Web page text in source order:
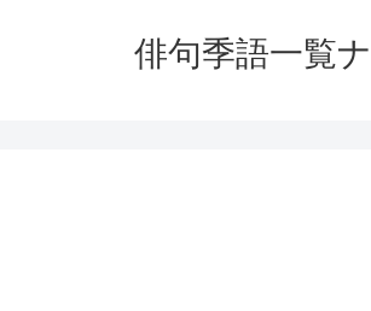
俳句季語一覧